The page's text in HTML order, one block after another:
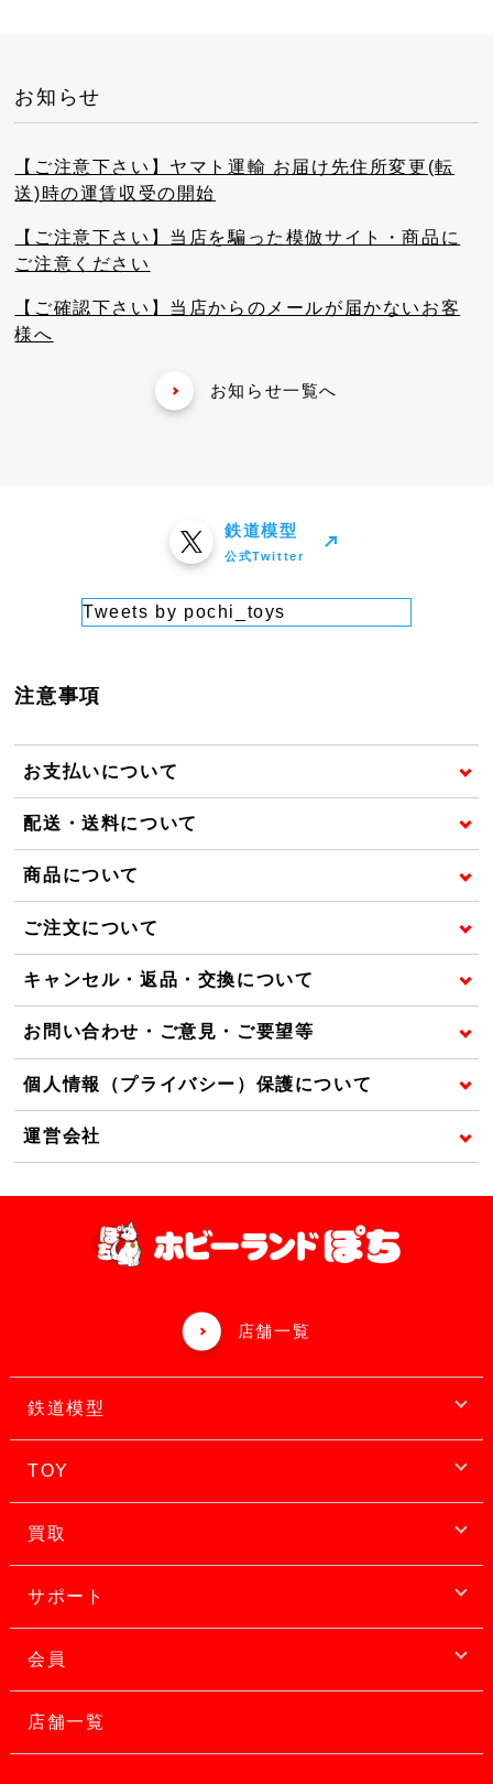
お知らせ
【ご注意下さい】ヤマト運輸 お届け先住所変更(転
送)時の運賃収受の開始
【ご注意下さい】当店を騙った模倣サイト・商品に
ご注意ください
【ご確認下さい】当店からのメールが届かないお客
様へ
お知らせ一覧へ
鉄道模型
公式Twitter
Tweets by pochi_toys
注意事項
お支払いについて
配送・送料について
商品について
ご注文について
キャンセル・返品・交換について
お問い合わせ・ご意見・ご要望等
個人情報（プライバシー）保護について
運営会社
店舗一覧
鉄道模型
TOY
買取
サポート
会員
店舗一覧